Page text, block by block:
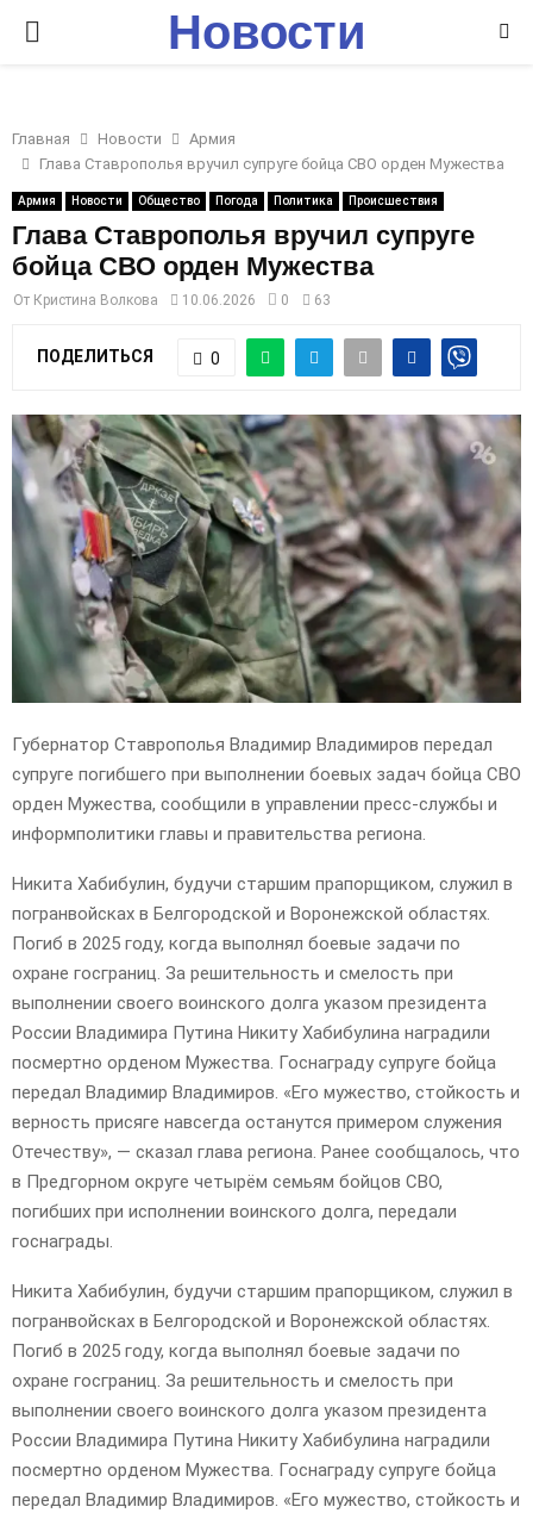
P
I
M
A
R
Y
M
N
Новости
Главная Новости
Армия
Глава Ставрополья вручил супруге бойца СВО орден Мужества
Армия Новости Общество Погода Политика Происшествия
Глава Ставрополья вручил супруге
бойца СВО орден Мужества
От Кристина Волкова 10.06.2026 0 63
ПОДЕЛИТЬСЯ 0
Губернатор Ставрополья Владимир Владимиров передал
супруге погибшего при выполнении боевых задач бойца СВО
орден Мужества, сообщили в управлении пресс-службы и
информполитики главы и правительства региона.
Никита Хабибулин, будучи старшим прапорщиком, служил в
погранвойсках в Белгородской и Воронежской областях.
Погиб в 2025 году, когда выполнял боевые задачи по
охране госграниц. За решительность и смелость при
выполнении своего воинского долга указом президента
России Владимира Путина Никиту Хабибулина наградили
посмертно орденом Мужества. Госнаграду супруге бойца
передал Владимир Владимиров. «Его мужество, стойкость и
верность присяге навсегда останутся примером служения
Отечеству», — сказал глава региона. Ранее сообщалось, что
в Предгорном округе четырём семьям бойцов СВО,
погибших при исполнении воинского долга, передали
госнаграды.
Никита Хабибулин, будучи старшим прапорщиком, служил в
погранвойсках в Белгородской и Воронежской областях.
Погиб в 2025 году, когда выполнял боевые задачи по
охране госграниц. За решительность и смелость при
выполнении своего воинского долга указом президента
России Владимира Путина Никиту Хабибулина наградили
посмертно орденом Мужества. Госнаграду супруге бойца
передал Владимир Владимиров. «Его мужество, стойкость и